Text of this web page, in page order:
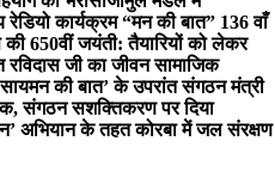
कार्यक्रम “मन की बात” 136 वाँ
की 650वीं जयंती: तैयारियों को लेकर
रविदास जी का जीवन सामाजिक
मन की बात’ के उपरांत संगठन मंत्री
संगठन सशक्तिकरण पर दिया
अभियान के तहत कोरबा में जल संरक्षण